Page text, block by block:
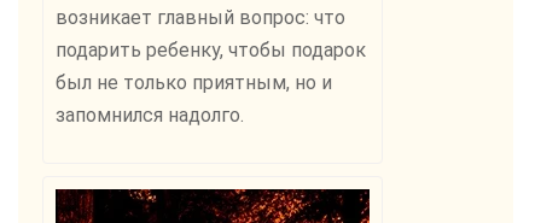
возникает главный вопрос: что
подарить ребенку, чтобы подарок
был не только приятным, но и
запомнился надолго.